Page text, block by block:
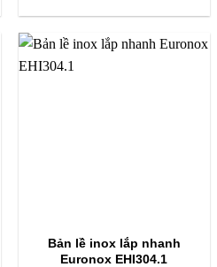
là:
tại
46.000₫.
Bản lề inox lắp nhanh
Euronox EHI304.1